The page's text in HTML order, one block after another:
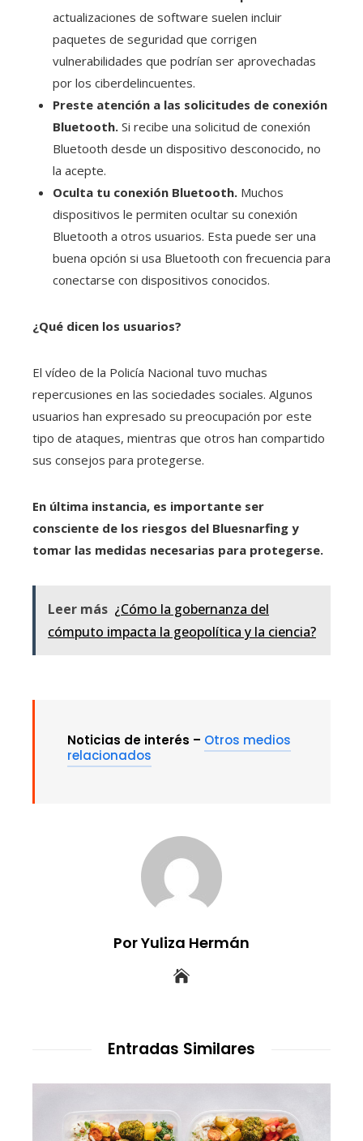
actualizaciones de software suelen incluir
paquetes de seguridad que corrigen
vulnerabilidades que podrían ser aprovechadas
por los ciberdelincuentes.
Preste atención a las solicitudes de conexión
Bluetooth. Si recibe una solicitud de conexión
Bluetooth desde un dispositivo desconocido, no
la acepte.
Oculta tu conexión Bluetooth. Muchos
dispositivos le permiten ocultar su conexión
Bluetooth a otros usuarios. Esta puede ser una
buena opción si usa Bluetooth con frecuencia para
conectarse con dispositivos conocidos.
¿Qué dicen los usuarios?
El vídeo de la Policía Nacional tuvo muchas
repercusiones en las sociedades sociales. Algunos
usuarios han expresado su preocupación por este
tipo de ataques, mientras que otros han compartido
sus consejos para protegerse.
En última instancia, es importante ser
consciente de los riesgos del Bluesnarfing y
tomar las medidas necesarias para protegerse.
Leer más ¿Cómo la gobernanza del
cómputo impacta la geopolítica y la ciencia?
Noticias de interés – Otros medios
relacionados
Por Yuliza Hermán
Entradas Similares